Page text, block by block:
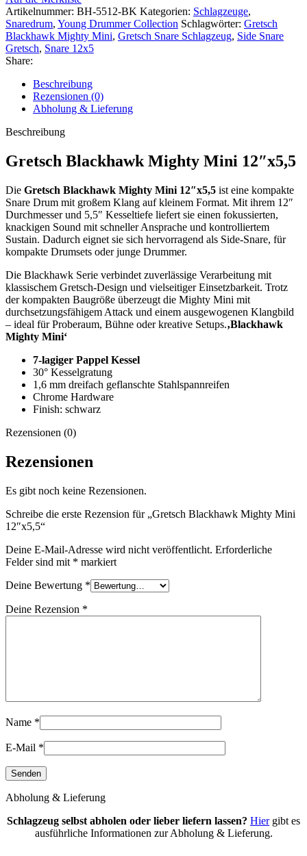
Artikelnummer: BH-5512-BK Kategorien: Schlagzeuge,
Snaredrum, Young Drummer Collection Schlagwörter: Gretsch
Blackhawk Mighty Mini, Gretsch Snare Schlagzeug, Side Snare
Gretsch, Snare 12x5
Share:
Beschreibung
Rezensionen (0)
Abholung & Lieferung
Beschreibung
Gretsch Blackhawk Mighty Mini 12″x5,5
Die Gretsch Blackhawk Mighty Mini 12″x5,5 ist eine kompakte
Snare Drum mit großem Klang auf kleinem Format. Mit ihrem 12″
Durchmesser und 5,5″ Kesseltiefe liefert sie einen fokussierten,
knackigen Sound mit schneller Ansprache und kontrolliertem
Sustain. Dadurch eignet sie sich hervorragend als Side-Snare, für
kompakte Drumsets oder junge Drummer.
Die Blackhawk Serie verbindet zuverlässige Verarbeitung mit
klassischem Gretsch-Design und vielseitiger Einsetzbarkeit. Trotz
der kompakten Baugröße überzeugt die Mighty Mini mit
durchsetzungsfähigem Attack und einem ausgewogenen Klangbild
– ideal für Proberaum, Bühne oder kreative Setups.‚Blackhawk
Mighty Mini‘
7-lagiger Pappel Kessel
30° Kesselgratung
1,6 mm dreifach geflanschte Stahlspannreifen
Chrome Hardware
Finish: schwarz
Rezensionen (0)
Rezensionen
Es gibt noch keine Rezensionen.
Schreibe die erste Rezension für „Gretsch Blackhawk Mighty Mini
12″x5,5“
Deine E-Mail-Adresse wird nicht veröffentlicht. Erforderliche
Felder sind mit * markiert
Deine Bewertung *
Deine Rezension *
Name *
E-Mail *
Abholung & Lieferung
Schlagzeug selbst abholen oder lieber liefern lassen? Hiergibt es
ausführliche Informationen zur Abholung & Lieferung.